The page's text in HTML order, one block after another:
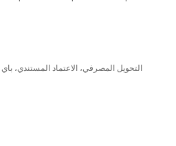
التحويل المصرفي، الاعتماد المستندي،